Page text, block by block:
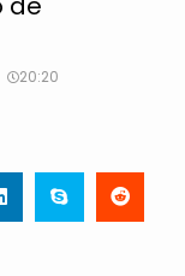
20:20